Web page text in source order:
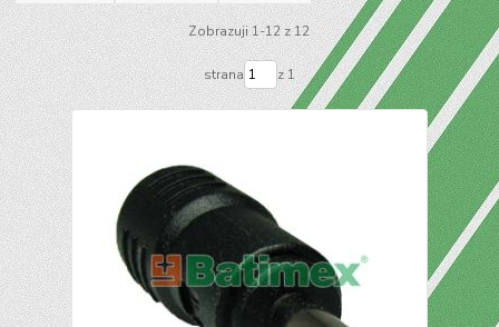
Zobrazuji 1-12 z 12
strana z 1